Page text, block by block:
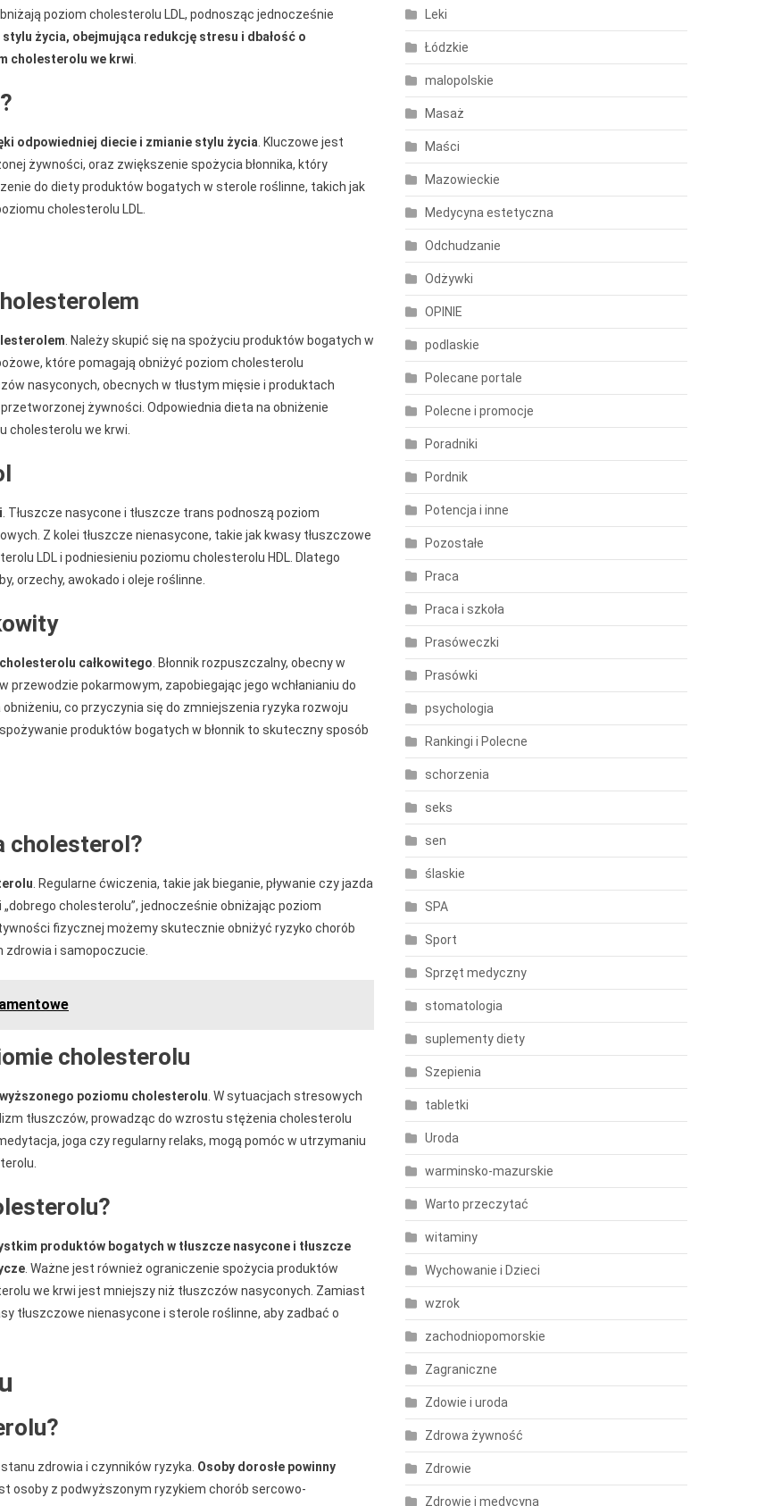
poziom cholesterolu LDL, podnosząc jednocześnie
stylu życia, obejmująca redukcję stresu i dbałość o
cholesterolu we krwi
odpowiedniej diecie i zmianie stylu życia . Kluczowe jest
żywności, oraz zwiększenie spożycia błonnika, który
do diety produktów bogatych w sterole roślinne, takich jak
cholesterolu LDL.
. Należy skupić się na spożyciu produktów bogatych w
które pomagają obniżyć poziom cholesterolu
nasyconych, obecnych w tłustym mięsie i produktach
żywności. Odpowiednia dieta na obniżenie
cholesterolu we krwi.
. Tłuszcze nasycone i tłuszcze trans podnoszą poziom
Z kolei tłuszcze nienasycone, takie jak kwasy tłuszczowe
LDL i podniesieniu poziomu cholesterolu HDL. Dlatego
orzechy, awokado i oleje roślinne.
całkowitego . Błonnik rozpuszczalny, obecny w
pokarmowym, zapobiegając jego wchłanianiu do
co przyczynia się do zmniejszenia ryzyka rozwoju
produktów bogatych w błonnik to skuteczny sposób
cholesterol?
. Regularne ćwiczenia, takie jak bieganie, pływanie czy jazda
cholesterolu”, jednocześnie obniżając poziom
fizycznej możemy skutecznie obniżyć ryzyko chorób
i samopoczucie.
cholesterolu
poziomu cholesterolu . W sytuacjach stresowych
tłuszczów, prowadząc do wzrostu stężenia cholesterolu
joga czy regularny relaks, mogą pomóc w utrzymaniu
produktów bogatych w tłuszcze nasycone i tłuszcze
. Ważne jest również ograniczenie spożycia produktów
we krwi jest mniejszy niż tłuszczów nasyconych. Zamiast
tłuszczowe nienasycone i sterole roślinne, aby zadbać o
zdrowia i czynników ryzyka. Osoby dorosłe powinny
osoby z podwyższonym ryzykiem chorób sercowo-
Leki
Łódzkie
malopolskie
Masaż
Maści
Mazowieckie
Medycyna estetyczna
Odchudzanie
Odżywki
OPINIE
podlaskie
Polecane portale
Polecne i promocje
Poradniki
Pordnik
Potencja i inne
Pozostałe
Praca
Praca i szkoła
Prasóweczki
Prasówki
psychologia
Rankingi i Polecne
schorzenia
seks
sen
ślaskie
SPA
Sport
Sprzęt medyczny
stomatologia
suplementy diety
Szepienia
tabletki
Uroda
warminsko-mazurskie
Warto przeczytać
witaminy
Wychowanie i Dzieci
wzrok
zachodniopomorskie
Zagraniczne
Zdowie i uroda
Zdrowa żywność
Zdrowie
Zdrowie i medycyna